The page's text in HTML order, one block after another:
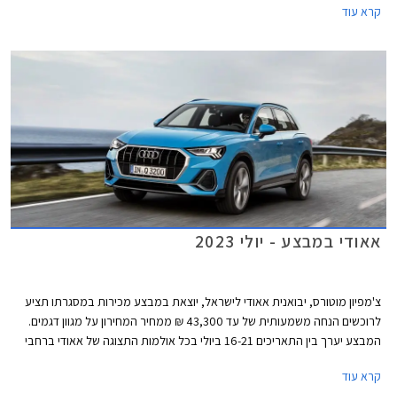
ישווק לראשונה בתצורת אוונט (סטיישן) וסדאן שהינה למעשה דומה יותר לגרסת
הקופה והקבריולט יוצגו בהמשך בשם שונה בדומה למהלך שמרצדס ביצעה עם
קרא עוד
אאודי במבצע - יולי 2023
צ'מפיון מוטורס, יבואנית אאודי לישראל, יוצאת במבצע מכירות במסגרתו תציע
לרוכשים הנחה משמעותית של עד 43,300 ₪ ממחיר המחירון על מגוון דגמים.
המבצע יערך בין התאריכים 16-21 ביולי בכל אולמות התצוגה של אאודי ברחבי
קרא עוד